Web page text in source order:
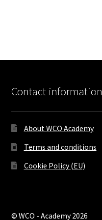
Contact information
About WCO Academy
Terms and conditions
Cookie Policy (EU)
© WCO - Academy 2026